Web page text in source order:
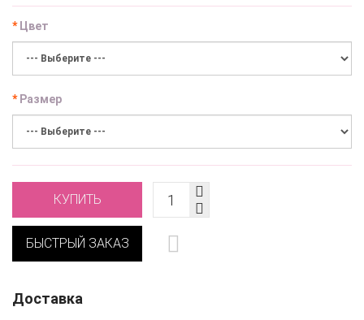
Цвет
Размер
КУПИТЬ
БЫСТРЫЙ ЗАКАЗ
Доставка